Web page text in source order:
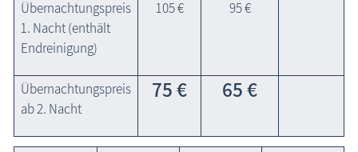
Übernachtungspreis
1. Nacht (enthält
Endreinigung)
105 € 95 €
Übernachtungspreis
ab 2. Nacht
75 € 65 €